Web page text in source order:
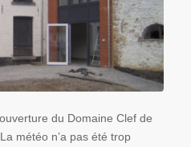
du Domaine Clef de
météo n’a pas été trop